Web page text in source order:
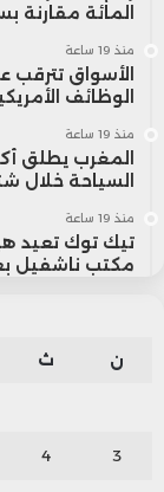
المائة مقارنة بسنة
منذ 19 ساعة
الأسواق تترقب
الوظائف
منذ 19 ساعة
المغرب يطلق
السياحة خلال شتاء
منذ 19 ساعة
تيك توك تعيد
مكتب ناشفيل بعد
ن ث
3
4